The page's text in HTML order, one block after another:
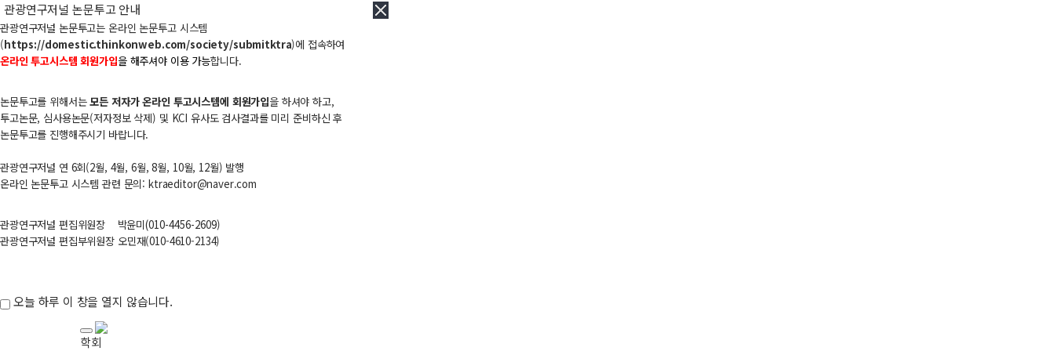
관광연구저널 논문투고 안내
관광연구저널 논문투고는 온라인 논문투고 시스템
(https://domestic.thinkonweb.com/society/submitktra​)에 접속하여
온라인 투고시스템 회원가입을 해주셔야 이용 가능합니다.
논문투고를 위해서는모든 저자가 온라인 투고시스템에 회원가입을 하셔야 하고,
투고논문, 심사용논문(저자정보 삭제) 및 KCI 유사도 검사결과를 미리 준비하신 후
논문투고를 진행해주시기 바랍니다.
관광연구저널 연 6회(2월, 4월, 6월, 8월, 10월, 12월) 발행
온라인 논문투고 시스템 관련 문의: ktraeditor@naver.com​
관광연구저널 편집위원장 박윤미(010-4456-2609)
관광연구저널 편집부위원장 오민재(010-4610-2134)
오늘 하루 이 창을 열지 않습니다.
학회